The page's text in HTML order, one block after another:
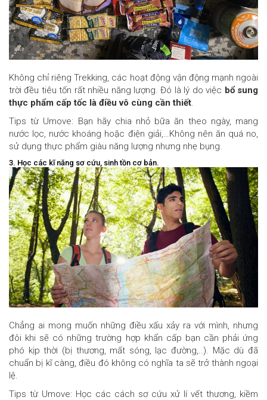
Không chỉ riêng Trekking, các hoạt động vận động mạnh ngoài
trời đều tiêu tốn rất nhiều năng lượng. Đó là lý do việc bổ sung
thực phẩm cấp tốc là điều vô cùng cần thiết
Tips từ Umove: Bạn hãy chia nhỏ bữa ăn theo ngày, mang
nước lọc, nước khoáng hoặc điện giải,…Không nên ăn quá no,
sử dụng thực phẩm giàu năng lượng nhưng nhẹ bụng.
3. Học các kĩ năng sơ cứu, sinh tồn cơ bản.
Chẳng ai mong muốn những điều xấu xảy ra với mình, nhưng
đôi khi sẽ có những trường hợp khẩn cấp bạn cần phải ứng
phó kịp thời (bị thương, mất sóng, lạc đường,..). Mặc dù đã
chuẩn bị kĩ càng, điều đó không có nghĩa ta sẽ trở thành ngoại
lệ.
Tips từ Umove: Học các cách sơ cứu xử lí vết thương, kiềm